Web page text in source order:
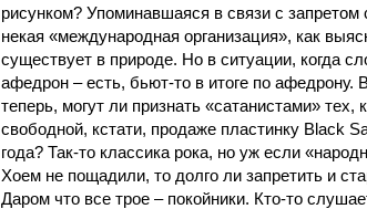
рисунком? Упоминавшаяся в связи с запретом
некая «международная организация», как
существует в природе. Но в ситуации, когда
афедрон – есть, бьют-то в итоге по афедрону.
теперь, могут ли признать «сатанистами» тех,
свободной, кстати, продаже пластинку Black
года? Так-то классика рока, но уж если
Хоем не пощадили, то долго ли запретить и
Даром что все трое – покойники. Кто-то